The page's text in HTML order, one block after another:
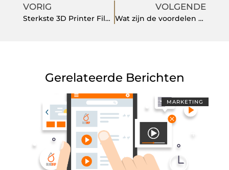
VORIG
Sterkste 3D Printer Filament
VOLGENDE
Wat zijn de voordelen met een WooCommerce webshop?
Gerelateerde Berichten
MARKETING